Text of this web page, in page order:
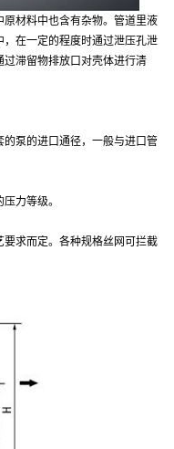
材料中也含有杂物。管道里液
在一定的程度时通过泄压孔泄
滞留物排放口对壳体进行清
泵的进口通径，一般与进口管
力等级。
求而定。各种规格丝网可拦截